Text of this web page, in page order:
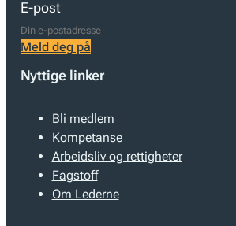
E-post
Meld deg på
Nyttige linker
Bli medlem
Kompetanse
Arbeidsliv og rettigheter
Fagstoff
Om Lederne